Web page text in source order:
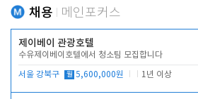
채용 메인포커스
제이베이 관광호텔
수유제이베이호텔에서 청소팀 모집합니다
서울 강북구 월 5,600,000원 1년 이상